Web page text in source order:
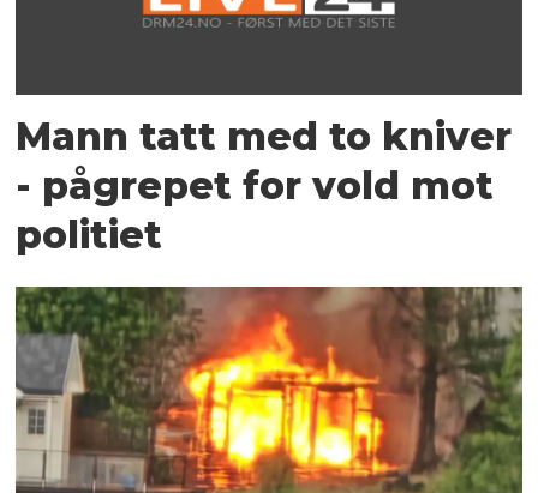
Mann tatt med to kniver
- pågrepet for vold mot
politiet